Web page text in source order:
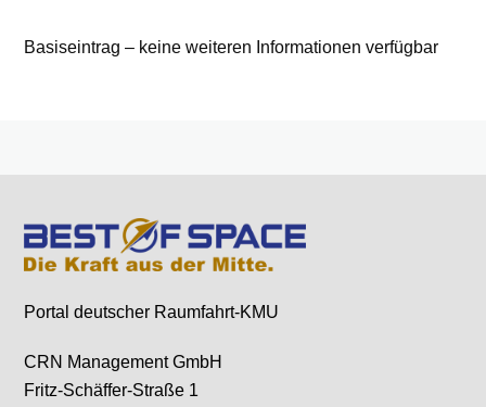
Basiseintrag – keine weiteren Informationen verfügbar
Portal deutscher Raumfahrt-KMU
CRN Management GmbH
Fritz-Schäffer-Straße 1